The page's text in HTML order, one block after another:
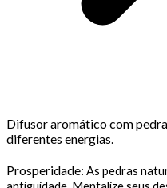
Difusor aromático com
diferentes energias.
Prosperidade: As pedras